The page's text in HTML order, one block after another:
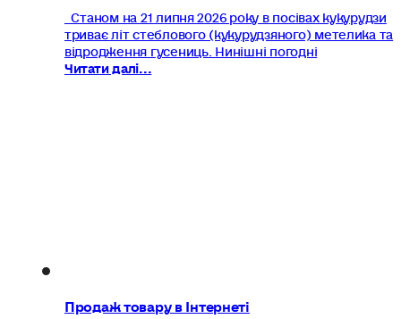
Станом на 21 липня 2026 року в посівах кукурудзи
триває літ стеблового (кукурудзяного) метелика та
відродження гусениць. Нинішні погодні
Читати далі...
Продаж товару в Інтернеті